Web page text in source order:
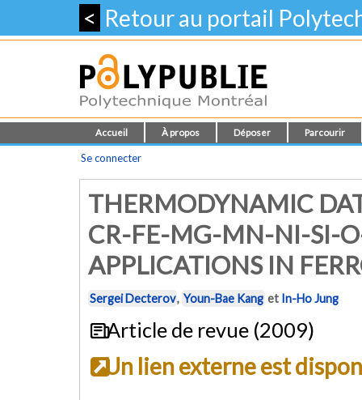
< Retour au portail
Accueil À propos Déposer Parcourir
Se connecter
THERMODYNAMIC
CR-FE-MG-MN-NI-SI-
APPLICATIONS IN
Sergei Decterov, Youn-Bae Kang et In-Ho Jung
Article de revue (2009)
Un lien externe est